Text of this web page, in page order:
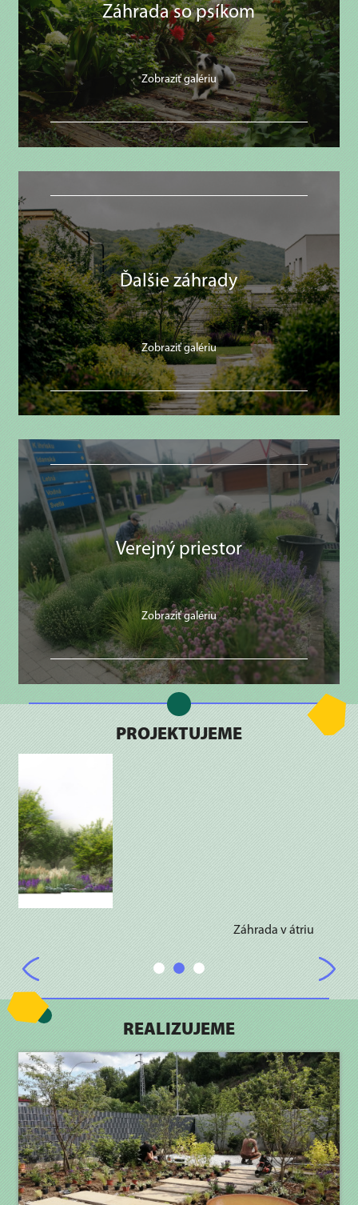
Záhrada so psíkom
Zobraziť galériu
Ďalšie záhrady
Zobraziť galériu
Verejný priestor
Zobraziť galériu
PROJEKTUJEME
Záhrada v átriu
REALIZUJEME